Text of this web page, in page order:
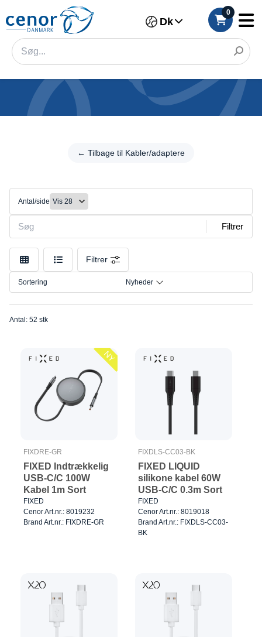
Dk
0
← Tilbage til Kabler/adaptere
USB-
C
Model
Størrelse
Tilslutning
Antal/side
Filtrer
Filtrer
Sortering Nyheder
Antal: 52 stk
NY
FIXDRE-GR
FIXED Indtrækkelig
USB-C/C 100W
Kabel 1m Sort
FIXED
Cenor Art.nr.: 8019232
Brand Art.nr.: FIXDRE-GR
FIXDLS-CC03-BK
FIXED LIQUID
silikone kabel 60W
USB-C/C 0.3m Sort
FIXED
Cenor Art.nr.: 8019018
Brand Art.nr.: FIXDLS-CC03-
BK